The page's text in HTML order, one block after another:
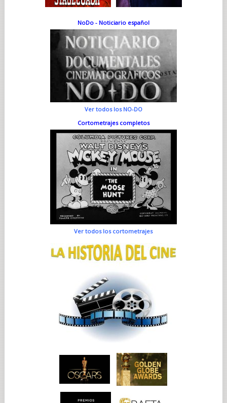
NoDo - Noticiario español
Ver todos los NO-DO
Cortometrajes completos
Ver todos los cortometrajes